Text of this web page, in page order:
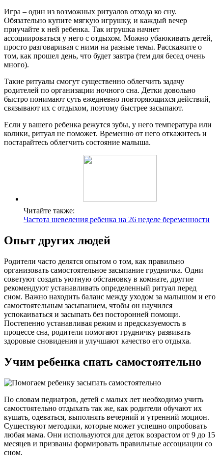
Игра – один из возможных ритуалов отхода ко сну.
Обязательно купите мягкую игрушку, и каждый вечер
приучайте к ней ребенка. Так игрушка начнет
ассоциироваться у него с отдыхом. Можно убаюкивать детей,
просто разговаривая с ними на разные темы. Расскажите о
том, как прошел день, что будет завтра (тем для бесед очень
много).
Такие ритуалы смогут существенно облегчить задачу
родителей по организации ночного сна. Детки довольно
быстро понимают суть ежедневно повторяющихся действий,
связывают их с отдыхом, поэтому быстрее засыпают.
Если у вашего ребенка режутся зубы, у него температура или
колики, ритуал не поможет. Временно от него откажитесь и
постарайтесь облегчить состояние малыша.
Читайте также:
Частота шевеления ребенка на 26 неделе беременности
Опыт других людей
Родители часто делятся опытом о том, как правильно
организовать самостоятельное засыпание грудничка. Одни
советуют создать уютную обстановку в комнате, другие
рекомендуют устанавливать определенный ритуал перед
сном. Важно находить баланс между уходом за малышом и его
самостоятельным засыпанием, чтобы он научился
успокаиваться и засыпать без посторонней помощи.
Постепенно устанавливая режим и предсказуемость в
процессе сна, родители помогают грудничку развивать
здоровые сновидения и улучшают качество его отдыха.
Учим ребенка спать самостоятельно
По словам педиатров, детей с малых лет необходимо учить
самостоятельно отдыхать так же, как родители обучают их
кушать, одеваться, выполнять вечерний и утренний моцион.
Существуют методики, которые может успешно опробовать
любая мама. Они используются для деток возрастом от 9 до 15
месяцев и призваны формировать правильные ассоциации со
сном.